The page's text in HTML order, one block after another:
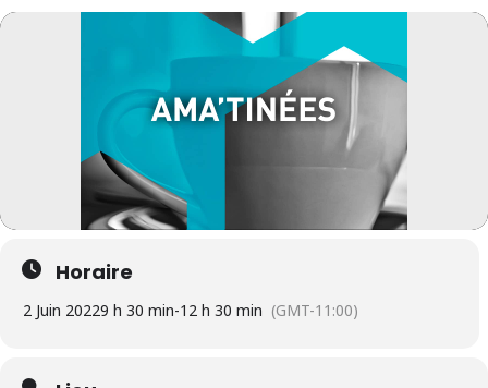
Horaire
2 Juin 20229 h 30 min-12 h 30 min (GMT-11:00)